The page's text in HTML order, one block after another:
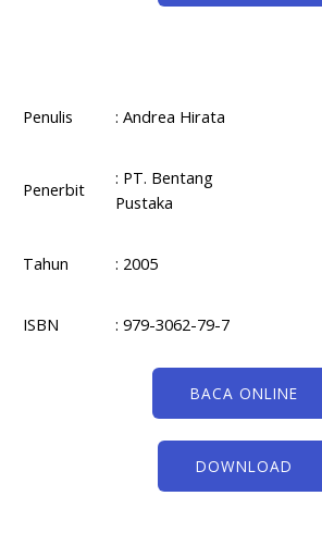
Penulis : Andrea Hirata
Penerbit
: PT. Bentang
Pustaka
Tahun : 2005
ISBN : 979-3062-79-7
BACA ONLINE
DOWNLOAD